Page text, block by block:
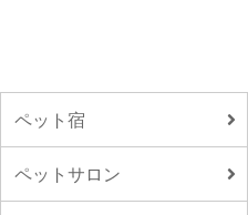
ペット宿
ペットサロン